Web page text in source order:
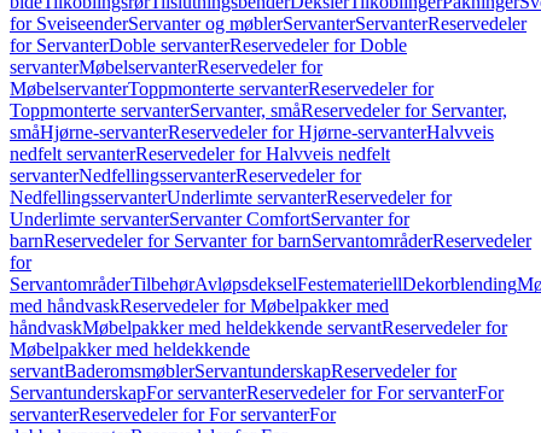
for SveiseenderServanter og møblerServanterServanterReservedeler
for ServanterDoble servanterReservedeler for Doble
servanterMøbelservanterReservedeler for
MøbelservanterToppmonterte servanterReservedeler for
Toppmonterte servanterServanter, småReservedeler for Servanter,
småHjørne-servanterReservedeler for Hjørne-servanterHalvveis
nedfelt servanterReservedeler for Halvveis nedfelt
servanterNedfellingsservanterReservedeler for
NedfellingsservanterUnderlimte servanterReservedeler for
Underlimte servanterServanter ComfortServanter for
barnReservedeler for Servanter for barnServantområderReservedeler
for
ServantområderTilbehørAvløpsdekselFestemateriellDekorblending
med håndvaskReservedeler for Møbelpakker med
håndvaskMøbelpakker med heldekkende servantReservedeler for
Møbelpakker med heldekkende
servantBaderomsmøblerServantunderskapReservedeler for
ServantunderskapFor servanterReservedeler for For servanterFor
servanterReservedeler for For servanterFor